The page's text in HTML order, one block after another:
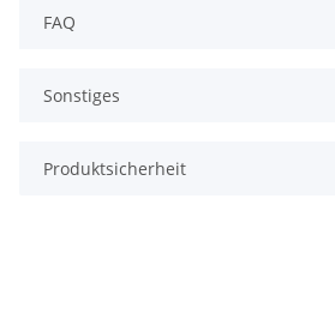
FAQ
Sonstiges
Produktsicherheit